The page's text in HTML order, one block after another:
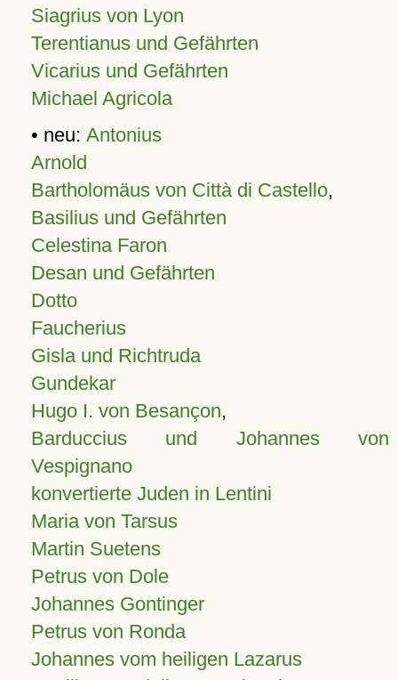
Siagrius von Lyon
Terentianus und Gefährten
Vicarius und Gefährten
Michael Agricola
• neu: Antonius
Arnold
Bartholomäus von Città di Castello,
Basilius und Gefährten
Celestina Faron
Desan und Gefährten
Dotto
Faucherius
Gisla und Richtruda
Gundekar
Hugo I. von Besançon,
Barduccius und Johannes von
Vespignano
konvertierte Juden in Lentini
Maria von Tarsus
Martin Suetens
Petrus von Dole
Johannes Gontinger
Petrus von Ronda
Johannes vom heiligen Lazarus